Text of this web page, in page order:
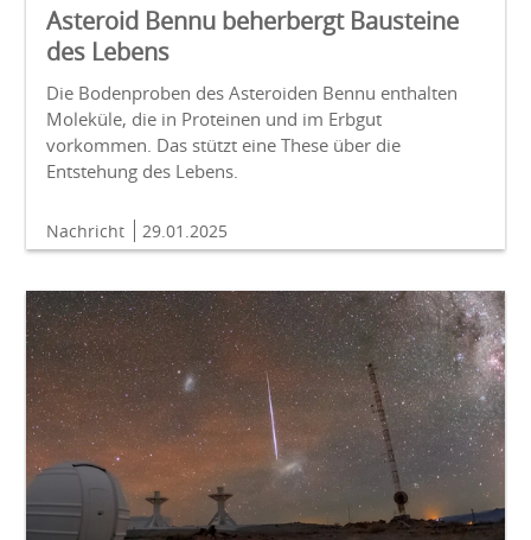
Asteroid Bennu beherbergt Bausteine
des Lebens
Die Bodenproben des Asteroiden Bennu enthalten
Moleküle, die in Proteinen und im Erbgut
vorkommen. Das stützt eine These über die
Entstehung des Lebens.
Nachricht 29.01.2025